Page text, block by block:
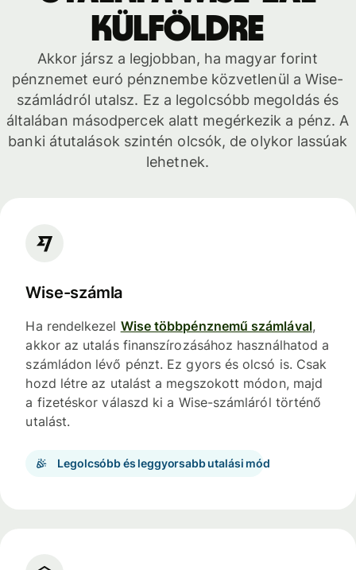
külföldre
Akkor jársz a legjobban, ha magyar forint
pénznemet euró pénznembe közvetlenül a Wise-
számládról utalsz. Ez a legolcsóbb megoldás és
általában másodpercek alatt megérkezik a pénz. A
banki átutalások szintén olcsók, de olykor lassúak
lehetnek.
Wise-számla
Ha rendelkezel Wise többpénznemű számlával,
akkor az utalás finanszírozásához használhatod a
számládon lévő pénzt. Ez gyors és olcsó is. Csak
hozd létre az utalást a megszokott módon, majd
a fizetéskor válaszd ki a Wise-számláról történő
utalást.
Legolcsóbb és leggyorsabb utalási mód